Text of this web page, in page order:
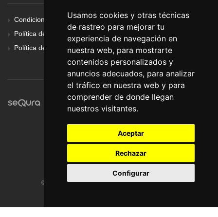
Usamos cookies y otras técnicas
de rastreo para mejorar tu
experiencia de navegación en
nuestra web, para mostrarte
contenidos personalizados y
anuncios adecuados, para analizar
el tráfico en nuestra web y para
comprender de donde llegan
nuestros visitantes.
Aceptar
Rechazar
Configurar
Condiciones Generales
Política de Cookies
Política de Privacidad
© Pronorte Sonido SL. Todos los derechos reservados.